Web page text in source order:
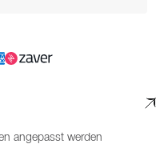
angepasst werden